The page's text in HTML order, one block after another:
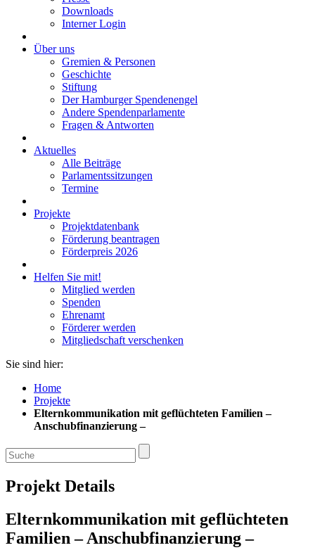
Downloads
Interner Login
Über uns
Gremien & Personen
Geschichte
Stiftung
Der Hamburger Spendenengel
Andere Spendenparlamente
Fragen & Antworten
Aktuelles
Alle Beiträge
Parlamentssitzungen
Termine
Projekte
Projektdatenbank
Förderung beantragen
Förderpreis 2026
Helfen Sie mit!
Mitglied werden
Spenden
Ehrenamt
Förderer werden
Mitgliedschaft verschenken
Sie sind hier:
Home
Projekte
Elternkommunikation mit geflüchteten Familien –
Anschubfinanzierung –
Projekt Details
Elternkommunikation mit geflüchteten
Familien – Anschubfinanzierung –